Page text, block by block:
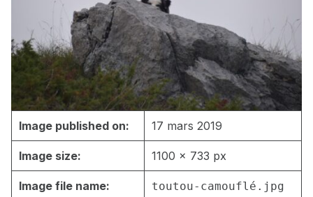
Image published on: 17 mars 2019
Image size: 1100 × 733 px
Image file name: toutou-camouflé.jpg